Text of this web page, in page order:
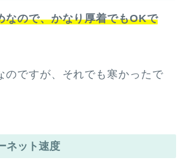
なので、かなり厚着でもOKで
のですが、それでも寒かったで
ネット速度